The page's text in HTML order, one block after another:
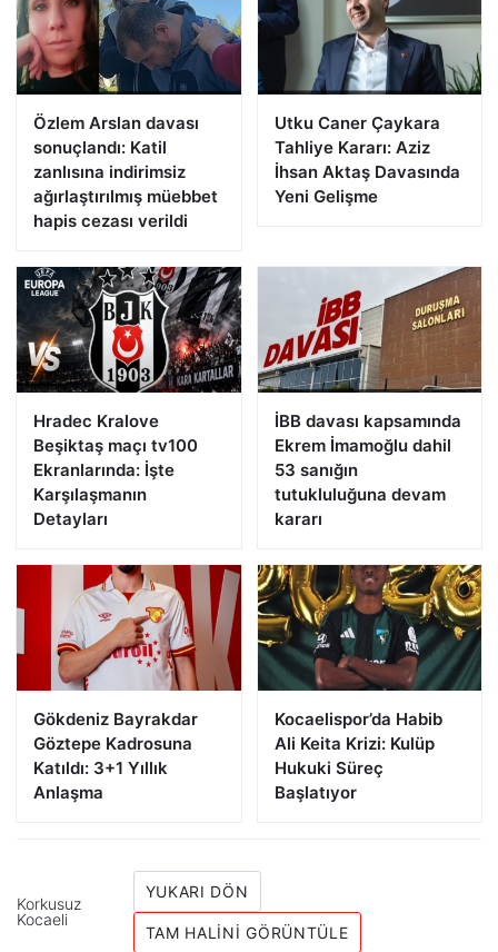
Özlem Arslan davası
sonuçlandı: Katil
zanlısına indirimsiz
ağırlaştırılmış müebbet
hapis cezası verildi
Utku Caner Çaykara
Tahliye Kararı: Aziz
İhsan Aktaş Davasında
Yeni Gelişme
Hradec Kralove
Beşiktaş maçı tv100
Ekranlarında: İşte
Karşılaşmanın
Detayları
İBB davası kapsamında
Ekrem İmamoğlu dahil
53 sanığın
tutukluluğuna devam
kararı
Gökdeniz Bayrakdar
Göztepe Kadrosuna
Katıldı: 3+1 Yıllık
Anlaşma
Kocaelispor’da Habib
Ali Keita Krizi: Kulüp
Hukuki Süreç
Başlatıyor
Korkusuz
Kocaeli
YUKARI DÖN
TAM HALINI GÖRÜNTÜLE